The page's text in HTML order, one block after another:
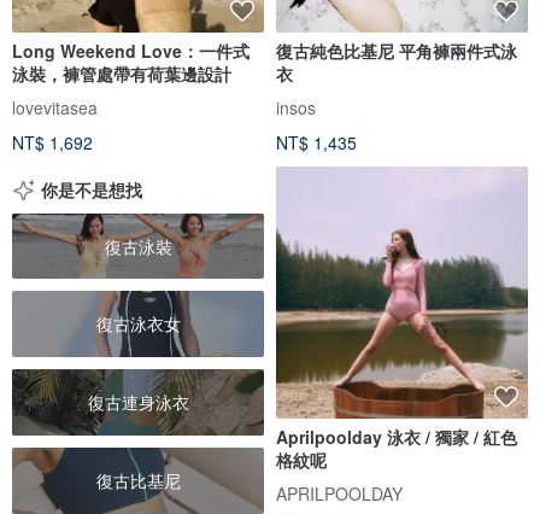
Long Weekend Love：一件式
泳裝，褲管處帶有荷葉邊設計
lovevitasea
NT$ 1,692
復古純色比基尼 平角褲兩件式泳
衣
insos
NT$ 1,435
你是不是想找
復古泳裝
復古泳衣女
復古連身泳衣
復古比基尼
Aprilpoolday 泳衣 / 獨家 / 紅色
格紋呢
APRILPOOLDAY